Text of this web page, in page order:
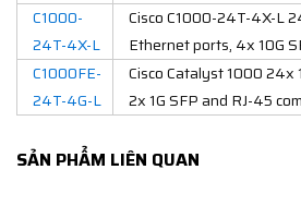
C1000-
24T-4X-L
Cisco C1000-24T-4X-L
Ethernet ports, 4x 10G
C1000FE-
24T-4G-L
Cisco Catalyst 1000
2x 1G SFP and RJ-45
SẢN PHẨM LIÊN QUAN